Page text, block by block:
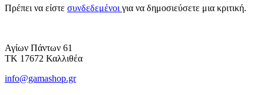
Πρέπει να είστε συνδεδεμένοι για να δημοσιεύσετε μια κριτική.
Αγίων Πάντων 61
ΤΚ 17672 Καλλιθέα
info@gamashop.gr